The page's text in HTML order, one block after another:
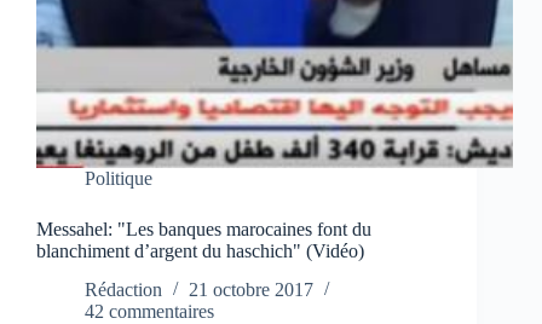
Politique
Messahel: "Les banques marocaines font du
blanchiment d’argent du haschich" (Vidéo)
Rédaction
21 octobre 2017
42 commentaires